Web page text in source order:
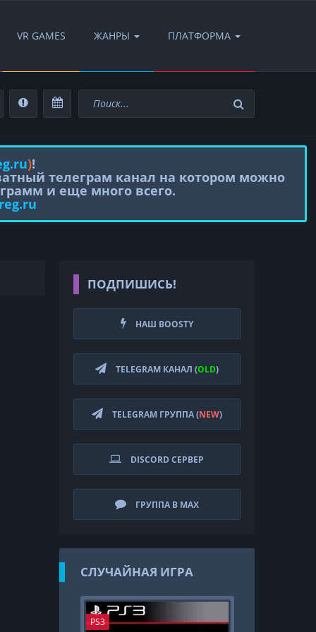
VR GAMES ЖАНРЫ ПЛАТФОРМА
)!
телеграм канал на котором можно
и еще много всего.
ПОДПИШИСЬ!
НАШ BOOSTY
TELEGRAM КАНАЛ (OLD)
TELEGRAM ГРУППА (NEW)
DISCORD СЕРВЕР
ГРУППА В MAX
СЛУЧАЙНАЯ ИГРА
PS3